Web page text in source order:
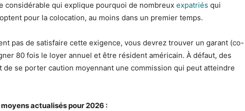
considérable qui explique pourquoi de nombreux expatriés qui
pour la colocation, au moins dans un premier temps.
pas de satisfaire cette exigence, vous devrez trouver un garant (co-
80 fois le loyer annuel et être résident américain. À défaut, des
se porter caution moyennant une commission qui peut atteindre
actualisés pour 2026 :